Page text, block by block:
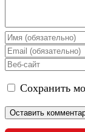
Enter
your
name
or
username
comment
Enter
your
address
comment
Enter
website
(optional)
Сохранить